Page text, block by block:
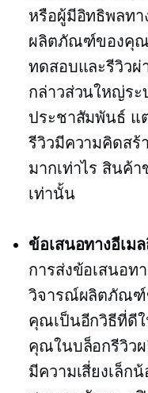
หรือผู้มีอิทธิพลทา
ผลิตภัณฑ์ของคุณ
ทดสอบและรีวิว
กล่าวส่วนใหญ่ร
ประชาสัมพันธ์ แ
รีวิวมีความคิดสร้
มากเท่าไร สินค้
เท่านั้น
ข้อเสนอทางอีเม
การส่งข้อเสนอท
วิจารณ์ผลิตภัณฑ์
คุณเป็นอีกวิธีที่ดี
คุณในบล็อกรีวิว
มีความเสี่ยงเล็ก